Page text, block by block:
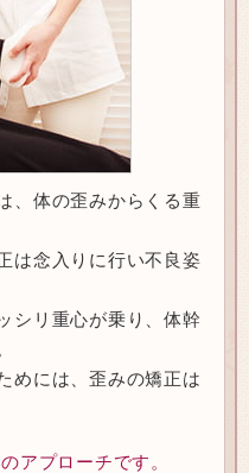
、体の歪みからくる重
は念入りに行い不良姿
シリ重心が乗り、体幹
めには、歪みの矯正は
アプローチです。